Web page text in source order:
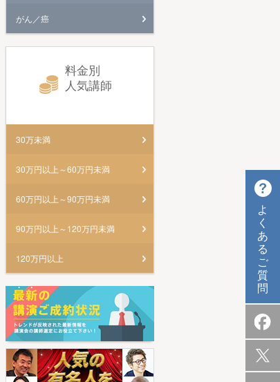
がん／癌
料金別
人気講師
30万未満
30万円以上～60万円未満
60万円以上～90万円未満
90万円以上～120万円未満
120万円以上
よ
く
あ
る
ご
質
問